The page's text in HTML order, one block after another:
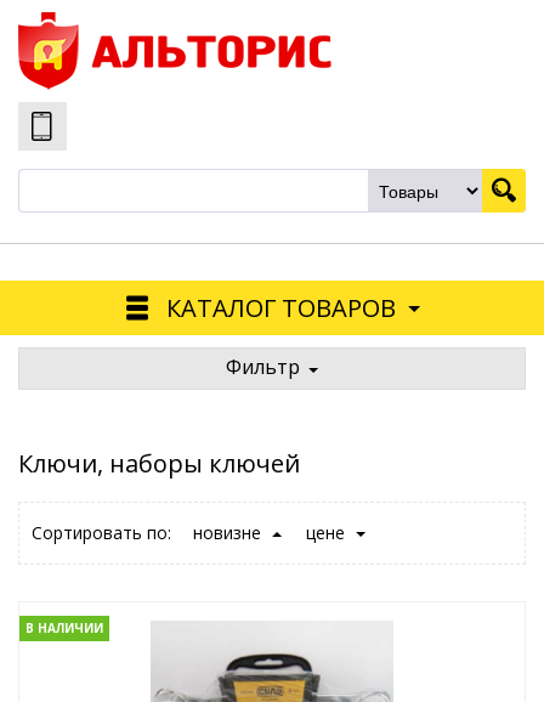
КАТАЛОГ ТОВАРОВ
Фильтр
Ключи, наборы ключей
Сортировать по: новизне цене
В НАЛИЧИИ